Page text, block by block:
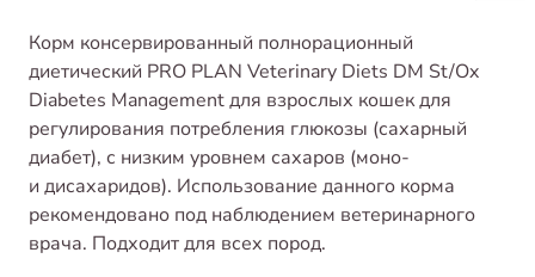
Корм консервированный полнорационный
диетический PRO PLAN Veterinary Diets DM St/Ox
Diabetes Management для взрослых кошек для
регулирования потребления глюкозы (сахарный
диабет), с низким уровнем сахаров (моно-
и дисахаридов). Использование данного корма
рекомендовано под наблюдением ветеринарного
врача. Подходит для всех пород.